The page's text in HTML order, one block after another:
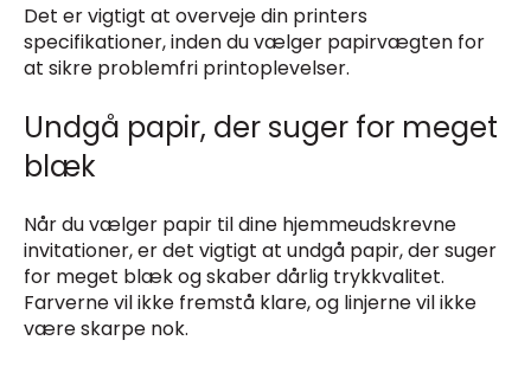
Det er vigtigt at overveje din printers
specifikationer, inden du vælger papirvægten for
at sikre problemfri printoplevelser.
Undgå papir, der suger for meget
blæk
Når du vælger papir til dine hjemmeudskrevne
invitationer, er det vigtigt at undgå papir, der suger
for meget blæk og skaber dårlig trykkvalitet.
Farverne vil ikke fremstå klare, og linjerne vil ikke
være skarpe nok.